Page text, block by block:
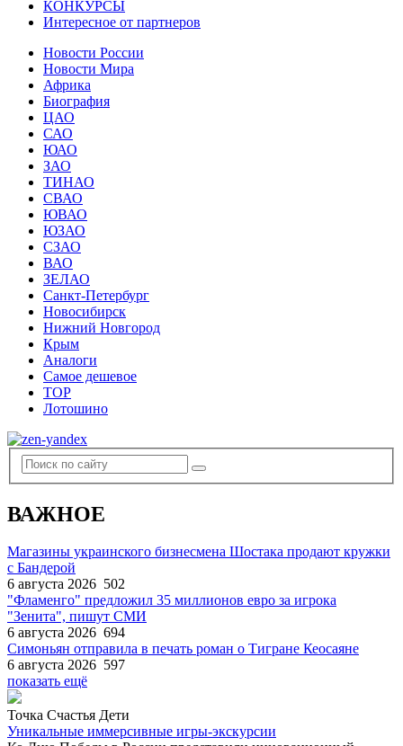
КОНКУРСЫ
Интересное от партнеров
Новости России
Новости Мира
Африка
Биография
ЦАО
САО
ЮАО
ЗАО
ТИНАО
СВАО
ЮВАО
ЮЗАО
СЗАО
ВАО
ЗЕЛАО
Санкт-Петербург
Новосибирск
Нижний Новгород
Крым
Аналоги
Самое дешевое
TOP
Лотошино
ВАЖНОЕ
Магазины украинского бизнесмена Шостака продают кружки
с Бандерой
6 августа 2026 502
"Фламенго" предложил 35 миллионов евро за игрока
"Зенита", пишут СМИ
6 августа 2026 694
Симоньян отправила в печать роман о Тигране Кеосаяне
6 августа 2026 597
показать ещё
Точка Счастья Дети
Уникальные иммерсивные игры-экскурсии